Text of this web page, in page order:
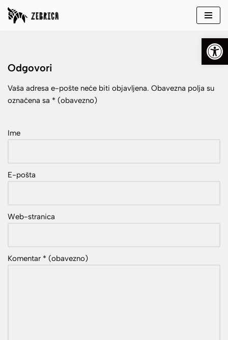
Odgovori
Vaša adresa e-pošte neće biti objavljena. Obavezna polja su
označena sa * (obavezno)
Ime
E-pošta
Web-stranica
Komentar * (obavezno)